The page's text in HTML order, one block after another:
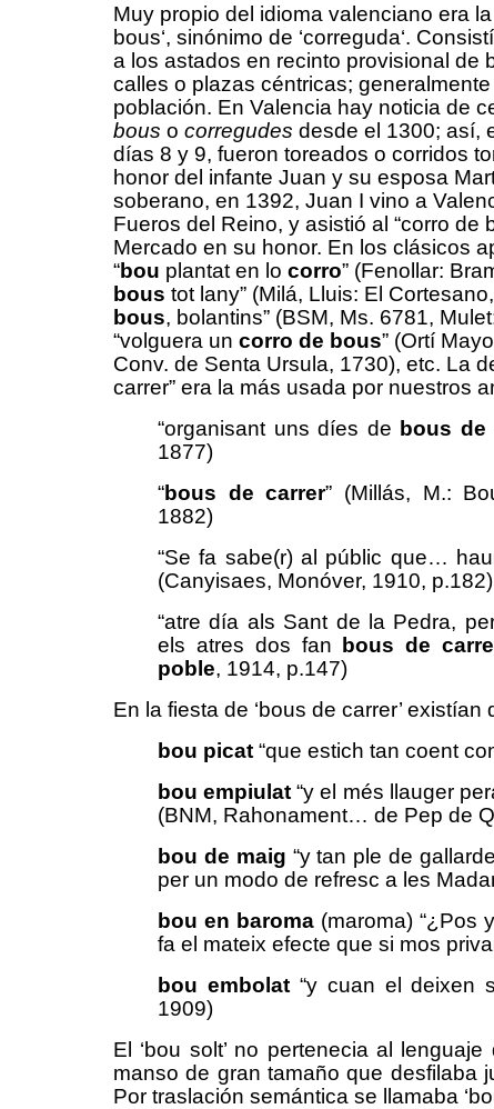
Muy propio del idioma valenciano era
bous‘, sinónimo de ‘correguda‘.
a los astados en recinto provisional de
calles o plazas céntricas; generalmente
población. En Valencia hay noticia de
bous o corregudes desde el 1300; así,
días 8 y 9, fueron toreados o corridos
honor del infante Juan y su esposa
soberano, en 1392, Juan I vino a
Fueros del Reino, y asistió al “corro de
Mercado en su honor. En los clásicos
“bou plantat en lo corro” (Fenollar:
bous tot lany” (Milá, Lluis: El
bous, bolantins” (BSM, Ms. 6781,
“volguera un corro de bous” (Ortí
Conv. de Senta Ursula, 1730), etc. La
carrer” era la más usada por nuestros
“organisant uns díes de bous de
1877)
“bous de carrer” (Millás, M.:
1882)
“Se fa sabe(r) al públic que…
(Canyisaes, Monóver, 1910, p.182)
“atre día als Sant de la Pedra,
els atres dos fan
bous de
poble, 1914, p.147)
En la fiesta de ‘bous de carrer’
bou picat “que estich tan coent
bou empiulat “y el més llauger
(BNM, Rahonament… de Pep de
bou de maig “y tan ple de
per un modo de refresc a les
bou en baroma(maroma) “¿Pos
fa el mateix efecte que si mos
bou embolat “y cuan el deixen
1909)
El ‘bou solt’ no pertenecia al
manso de gran tamaño que desfilaba
Por traslación semántica se llamaba